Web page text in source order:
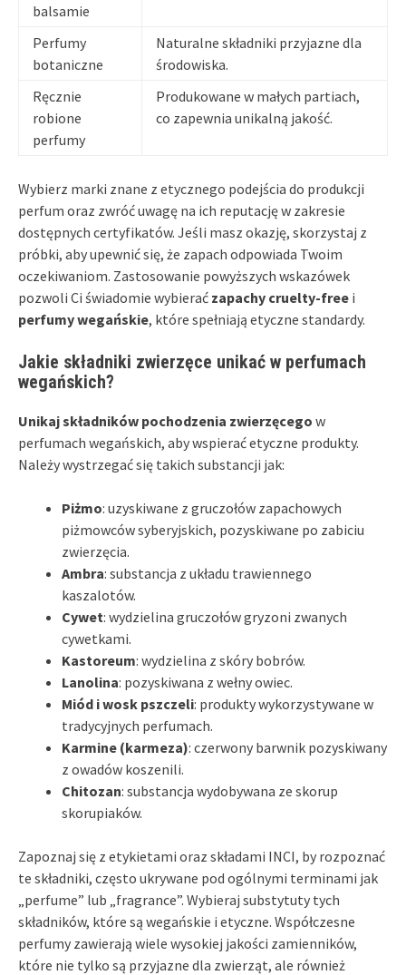
balsamie
Perfumy
botaniczne
Naturalne składniki przyjazne dla
środowiska.
Ręcznie
robione
perfumy
Produkowane w małych partiach,
co zapewnia unikalną jakość.
Wybierz marki znane z etycznego podejścia do produkcji
perfum oraz zwróć uwagę na ich reputację w zakresie
dostępnych certyfikatów. Jeśli masz okazję, skorzystaj z
próbki, aby upewnić się, że zapach odpowiada Twoim
oczekiwaniom. Zastosowanie powyższych wskazówek
pozwoli Ci świadomie wybierać zapachy cruelty-free i
perfumy wegańskie, które spełniają etyczne standardy.
Jakie składniki zwierzęce unikać w perfumach
wegańskich?
Unikaj składników pochodzenia zwierzęcego w
perfumach wegańskich, aby wspierać etyczne produkty.
Należy wystrzegać się takich substancji jak:
Piżmo: uzyskiwane z gruczołów zapachowych
piżmowców syberyjskich, pozyskiwane po zabiciu
zwierzęcia.
Ambra: substancja z układu trawiennego
kaszalotów.
Cywet: wydzielina gruczołów gryzoni zwanych
cywetkami.
Kastoreum: wydzielina z skóry bobrów.
Lanolina: pozyskiwana z wełny owiec.
Miód i wosk pszczeli: produkty wykorzystywane w
tradycyjnych perfumach.
Karmine (karmeza): czerwony barwnik pozyskiwany
z owadów koszenili.
Chitozan: substancja wydobywana ze skorup
skorupiaków.
Zapoznaj się z etykietami oraz składami INCI, by rozpoznać
te składniki, często ukrywane pod ogólnymi terminami jak
„perfume” lub „fragrance”. Wybieraj substytuty tych
składników, które są wegańskie i etyczne. Współczesne
perfumy zawierają wiele wysokiej jakości zamienników,
które nie tylko są przyjazne dla zwierząt, ale również